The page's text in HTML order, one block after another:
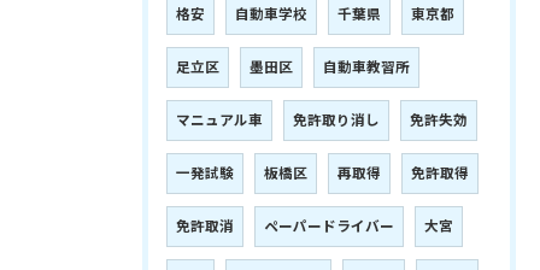
格安 自動車学校 千葉県 東京都
足立区 墨田区 自動車教習所
マニュアル車 免許取り消し 免許失効
一発試験 板橋区 再取得 免許取得
免許取消 ペーパードライバー 大宮